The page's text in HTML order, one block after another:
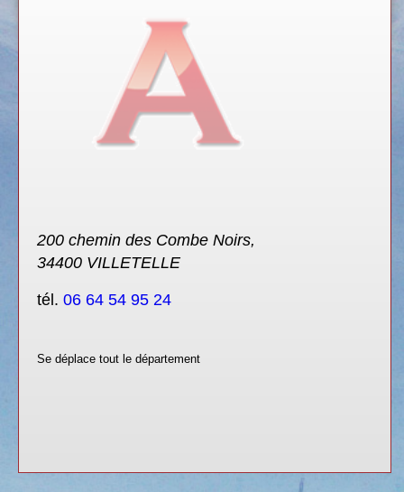
200 chemin des Combe Noirs,
34400 VILLETELLE
tél.06 64 54 95 24
Se déplace tout le département